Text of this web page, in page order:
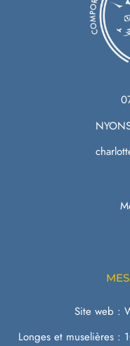
Site web :
Longes et muselières :